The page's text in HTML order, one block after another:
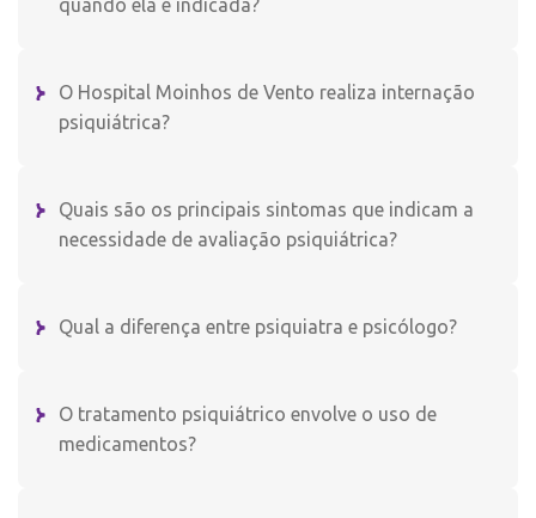
quando ela é indicada?
O Hospital Moinhos de Vento realiza internação
psiquiátrica?
Quais são os principais sintomas que indicam a
necessidade de avaliação psiquiátrica?
Qual a diferença entre psiquiatra e psicólogo?
O tratamento psiquiátrico envolve o uso de
medicamentos?